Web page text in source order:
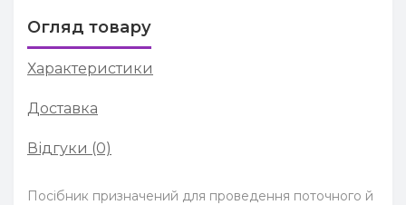
Огляд товару
Характеристики
Доставка
Відгуки (0)
Посібник призначений для проведення поточного й